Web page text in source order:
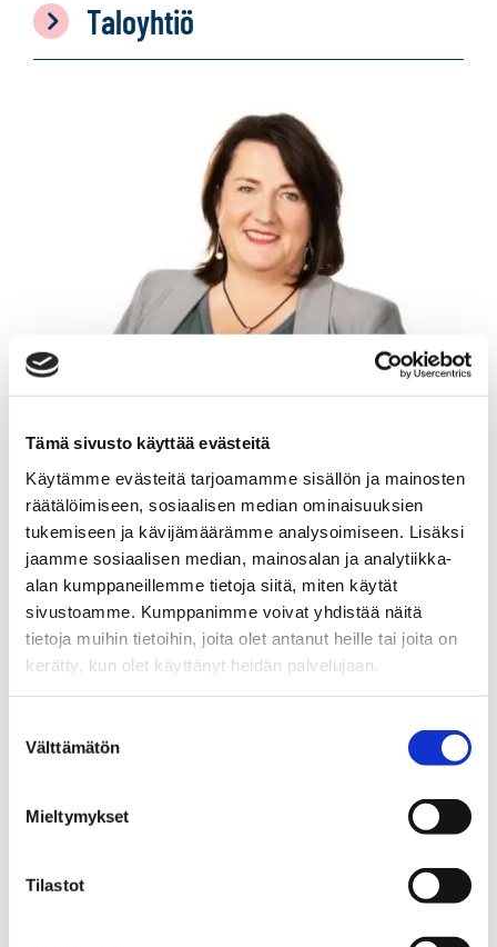
Tämä sivusto käyttää evästeitä
Käytämme evästeitä tarjoamamme sisällön ja mainosten
räätälöimiseen, sosiaalisen median ominaisuuksien
tukemiseen ja kävijämäärämme analysoimiseen. Lisäksi
jaamme sosiaalisen median, mainosalan ja analytiikka-
alan kumppaneillemme tietoja siitä, miten käytät
sivustoamme. Kumppanimme voivat yhdistää näitä
tietoja muihin tietoihin, joita olet antanut heille tai joita on
kerätty, kun olet käyttänyt heidän palvelujaan.
valinta
Välttämätön
Mieltymykset
Tilastot
Taloyhtiö
KIRSI HÄMEENAHO
Yrittäjä, Ylempi kiinteistönvälittäjä, LKV
WhatsApp